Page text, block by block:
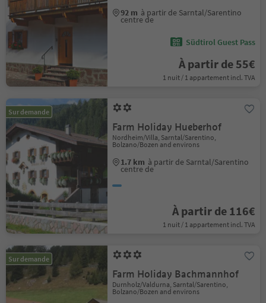
92 m à partir de Sarntal/Sarentino
centre de
Südtirol Guest Pass
À partir de 55€
1 nuit / 1 appartement incl. TVA
Sur demande
Farm Holiday Hueberhof
Nordheim/Villa, Sarntal/Sarentino,
Bolzano/Bozen and environs
1.7 km à partir de Sarntal/Sarentino
centre de
À partir de 116€
1 nuit / 1 appartement incl. TVA
Sur demande
Farm Holiday Bachmannhof
Durnholz/Valdurna, Sarntal/Sarentino,
Bolzano/Bozen and environs